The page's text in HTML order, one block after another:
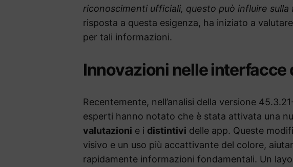
riconoscimenti ufficiali, questo può influire
risposta a questa esigenza, ha iniziato a
per tali informazioni.
Innovazioni nelle interfacce
Recentemente, nell’analisi della versione
esperti hanno notato che è stata attivata una
valutazioni e i distintivi delle app. Queste
visivo e un uso più accattivante del colore,
rapidamente informazioni fondamentali. Un